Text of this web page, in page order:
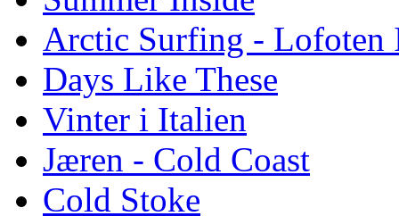
Arctic Surfing - Lofoten
Days Like These
Vinter i Italien
Jæren - Cold Coast
Cold Stoke